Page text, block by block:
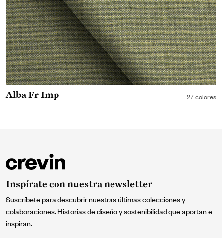
Alba Fr Imp 27 colores
Inspírate con nuestra newsletter
Suscríbete para descubrir nuestras últimas colecciones y
colaboraciones. Historias de diseño y sostenibilidad que aportan e
inspiran.